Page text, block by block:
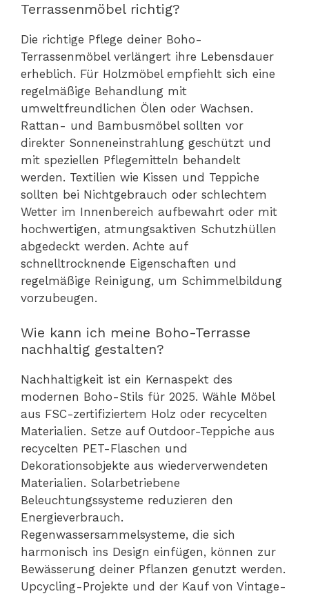
Terrassenmöbel richtig?
Die richtige Pflege deiner Boho-
Terrassenmöbel verlängert ihre Lebensdauer
erheblich. Für Holzmöbel empfiehlt sich eine
regelmäßige Behandlung mit
umweltfreundlichen Ölen oder Wachsen.
Rattan- und Bambusmöbel sollten vor
direkter Sonneneinstrahlung geschützt und
mit speziellen Pflegemitteln behandelt
werden. Textilien wie Kissen und Teppiche
sollten bei Nichtgebrauch oder schlechtem
Wetter im Innenbereich aufbewahrt oder mit
hochwertigen, atmungsaktiven Schutzhüllen
abgedeckt werden. Achte auf
schnelltrocknende Eigenschaften und
regelmäßige Reinigung, um Schimmelbildung
vorzubeugen.
Wie kann ich meine Boho-Terrasse
nachhaltig gestalten?
Nachhaltigkeit ist ein Kernaspekt des
modernen Boho-Stils für 2025. Wähle Möbel
aus FSC-zertifiziertem Holz oder recycelten
Materialien. Setze auf Outdoor-Teppiche aus
recycelten PET-Flaschen und
Dekorationsobjekte aus wiederverwendeten
Materialien. Solarbetriebene
Beleuchtungssysteme reduzieren den
Energieverbrauch.
Regenwassersammelsysteme, die sich
harmonisch ins Design einfügen, können zur
Bewässerung deiner Pflanzen genutzt werden.
Upcycling-Projekte und der Kauf von Vintage-